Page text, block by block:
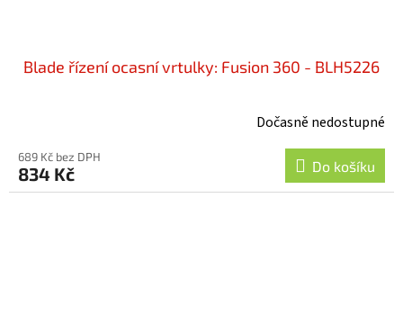
Blade řízení ocasní vrtulky: Fusion 360 - BLH5226
Dočasně nedostupné
689 Kč bez DPH
834 Kč Do košíku